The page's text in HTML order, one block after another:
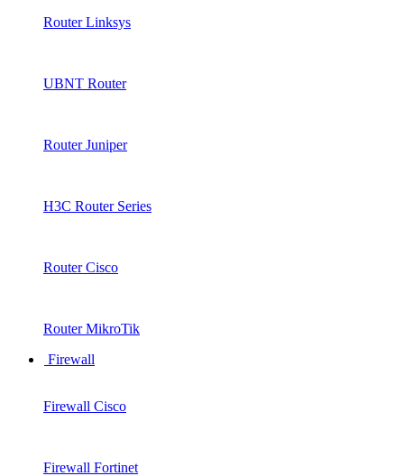
Router Linksys
UBNT Router
Router Juniper
H3C Router Series
Router Cisco
Router MikroTik
Firewall
Firewall Cisco
Firewall Fortinet